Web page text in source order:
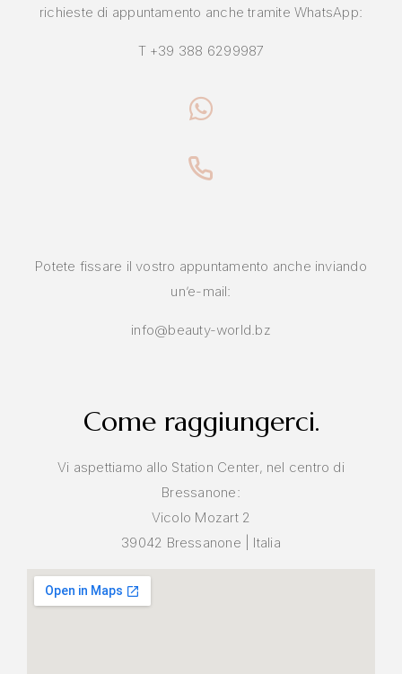
richieste di appuntamento anche tramite WhatsApp:
T +39 388 6299987
Potete fissare il vostro appuntamento anche inviando
un’e-mail:
info@beauty-world.bz
Come raggiungerci.
Vi aspettiamo allo Station Center, nel centro di
Bressanone:
Vicolo Mozart 2
39042 Bressanone | Italia